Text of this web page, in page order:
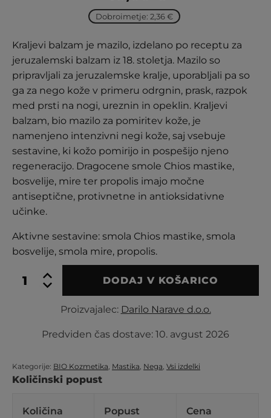
z5.00od
5 na
podlagi
ocene
stranke
Dobroimetje: 2,36 €
Kraljevi balzam je mazilo, izdelano po receptu za
jeruzalemski balzam iz 18. stoletja. Mazilo so
pripravljali za jeruzalemske kralje, uporabljali pa so
ga za nego kože v primeru odrgnin, prask, razpok
med prsti na nogi, ureznin in opeklin. Kraljevi
balzam, bio mazilo za pomiritev kože, je
namenjeno intenzivni negi kože, saj vsebuje
sestavine, ki kožo pomirijo in pospešijo njeno
regeneracijo. Dragocene smole Chios mastike,
bosvelije, mire ter propolis imajo močne
antiseptične, protivnetne in antioksidativne
učinke.
Aktivne sestavine: smola Chios mastike, smola
bosvelije, smola mire, propolis.
Kraljevi
balzam
DODAJ V KOŠARICO
Proizvajalec: Darilo Narave d.o.o.
Predviden čas dostave: 10. avgust 2026
Kategorije: BIO Kozmetika, Mastika, Nega, Vsi izdelki
Količinski popust
Količina Popust Cena